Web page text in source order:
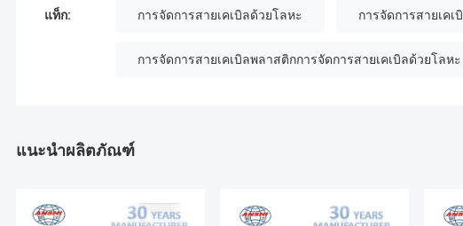
แท็ก: การจัดการสายเคเบิลด้วยโลหะ การจัดการสายเคเ
การจัดการสายเคเบิลพลาสติกการจัดการสายเคเบิลด้วยโลหะ
แนะนำผลิตภัณฑ์